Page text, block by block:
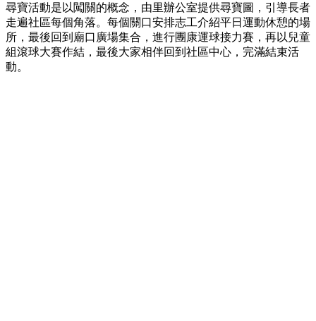
尋寶活動是以闖關的概念，由里辦公室提供尋寶圖，引導長者
走遍社區每個角落。每個關口安排志工介紹平日運動休憩的場
所，最後回到廟口廣場集合，進行團康運球接力賽，再以兒童
組滾球大賽作結，最後大家相伴回到社區中心，完滿結束活
動。